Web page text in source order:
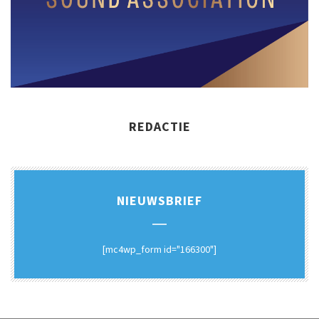
REDACTIE
NIEUWSBRIEF
[mc4wp_form id="166300"]